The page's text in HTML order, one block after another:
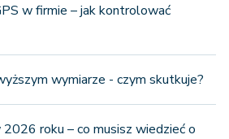
w firmie – jak kontrolować
wymiarze - czym skutkuje?
2026 roku – co musisz wiedzieć o